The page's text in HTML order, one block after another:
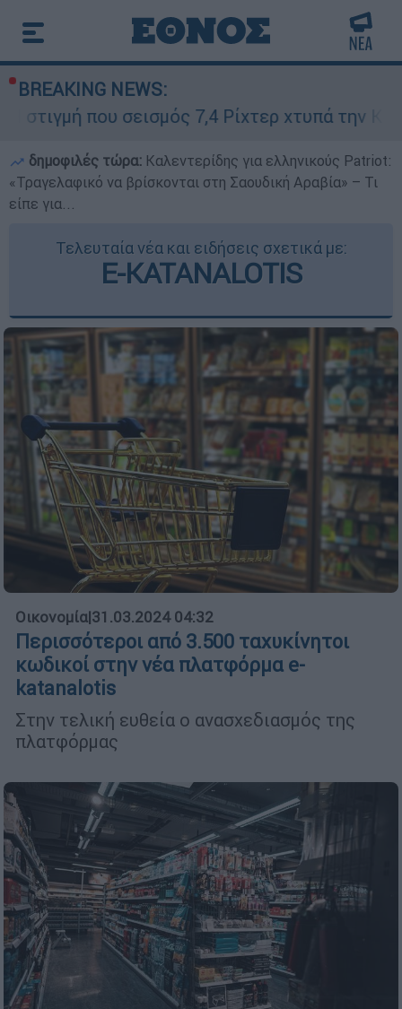
BREAKING NEWS:
σεισμός 7,4 Ρίχτερ χτυπά την Κολομβία -
δημοφιλές τώρα: Καλεντερίδης για ελληνικούς Patriot:
«Τραγελαφικό να βρίσκονται στη Σαουδική Αραβία» – Τι
είπε για...
Τελευταία νέα και ειδήσεις σχετικά με:
E-KATANALOTIS
Οικονομία|31.03.2024 04:32
Περισσότεροι από 3.500 ταχυκίνητοι
κωδικοί στην νέα πλατφόρμα e-
katanalotis
Στην τελική ευθεία ο ανασχεδιασμός της
πλατφόρμας